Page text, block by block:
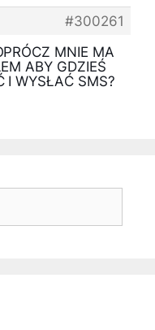
#300261
MNIE MA
ABY GDZIEŚ
I WYSŁAĆ SMS?